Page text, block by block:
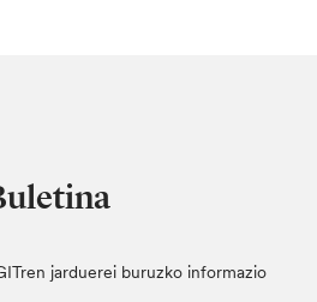
jarduerei buruzko informazio